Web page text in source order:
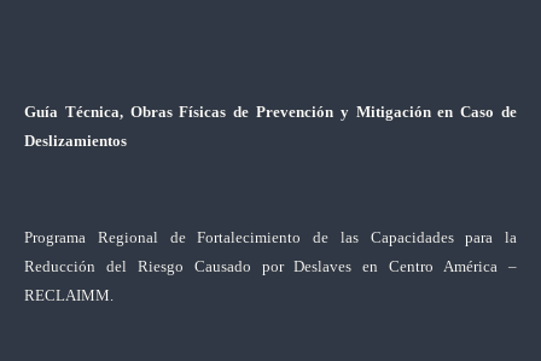
Guía Técnica, Obras Físicas de Prevención y Mitigación en Caso de
Deslizamientos
Programa Regional de Fortalecimiento de las Capacidades para la
Reducción del Riesgo Causado por Deslaves en Centro América –
RECLAIMM.